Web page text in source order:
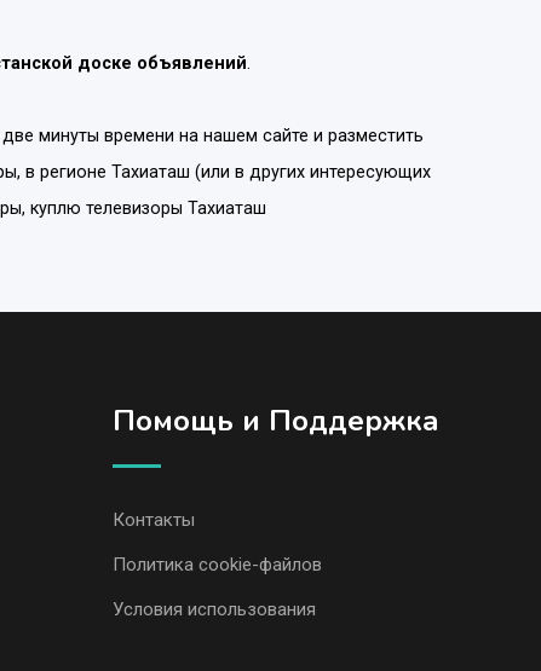
доске объявлений.
минуты времени на нашем сайте и разместить
, в регионе Тахиаташ (или в других интересующих
куплю телевизоры Тахиаташ
Помощь и Поддержка
Контакты
Политика cookie-файлов
Условия использования